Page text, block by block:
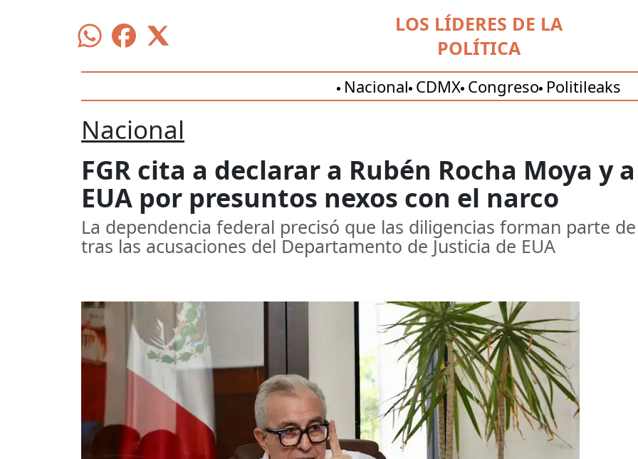
LOS LÍDERES DE LA
POLÍTICA
Nacional CDMX Congreso Politileaks
Nacional
FGR cita a declarar a Rubén Rocha Moya y
EUA por presuntos nexos con el narco
La dependencia federal precisó que las diligencias forman parte
tras las acusaciones del Departamento de Justicia de EUA